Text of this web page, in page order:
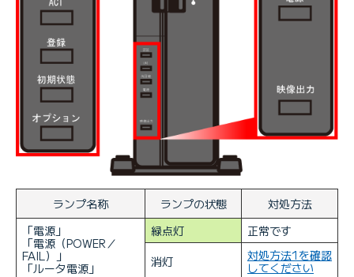
ランプ名称 ランプの状態
対処方法
「電源」
「電源（POWER／
FAIL）」
「ルータ電源」
緑点灯
正常です
消灯
対処方法1を確認
してください